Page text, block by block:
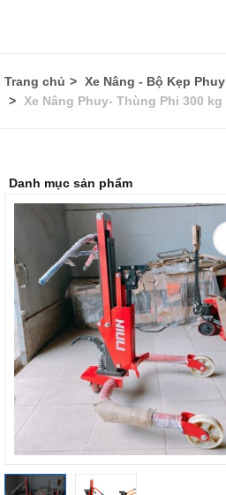
Trang chủ
Xe Nâng - Bộ Kẹp Phuy
Xe Nâng Phuy- Thùng Phi 300 kg
Danh mục sản phẩm